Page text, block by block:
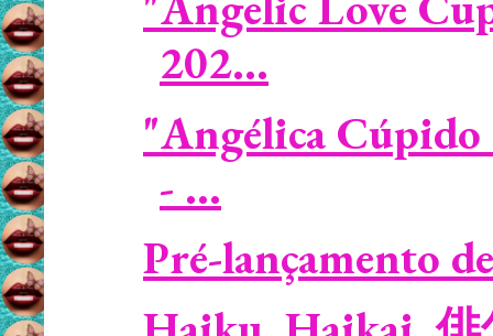
202...
"Angélica
- ...
Pré-lançamento